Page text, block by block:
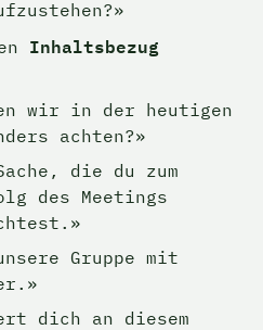
Inhaltsbezug
wir in der heutigen
achten?»
die du zum
des Meetings
Gruppe mit
dich an diesem